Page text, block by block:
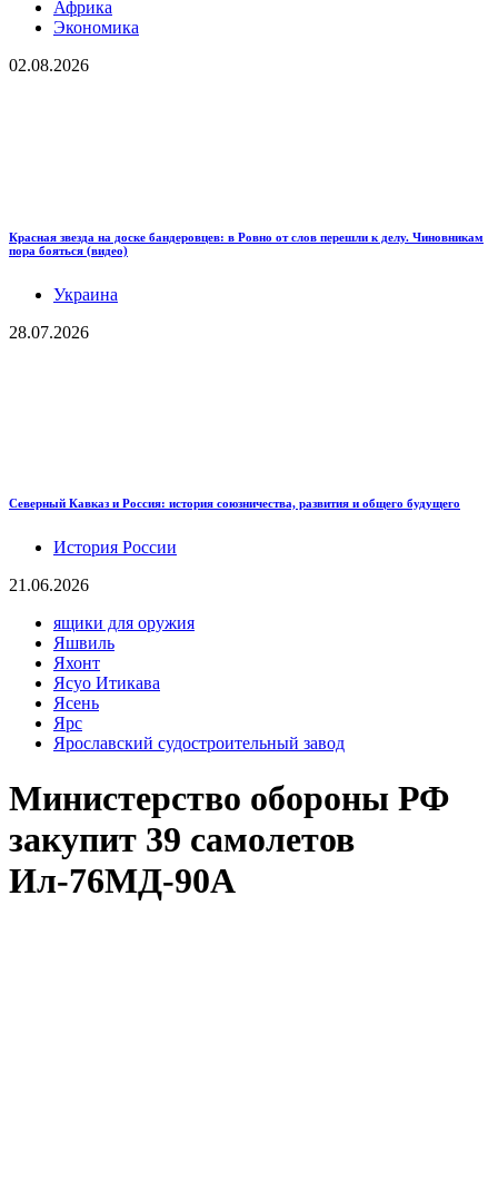
Африка
Экономика
02.08.2026
Красная звезда на доске бандеровцев: в Ровно от слов перешли к делу. Чиновникам
пора бояться (видео)
Украина
28.07.2026
Северный Кавказ и Россия: история союзничества, развития и общего будущего
История России
21.06.2026
ящики для оружия
Яшвиль
Яхонт
Ясуо Итикава
Ясень
Ярс
Ярославский судостроительный завод
Министерство обороны РФ
закупит 39 самолетов
Ил-76МД-90А